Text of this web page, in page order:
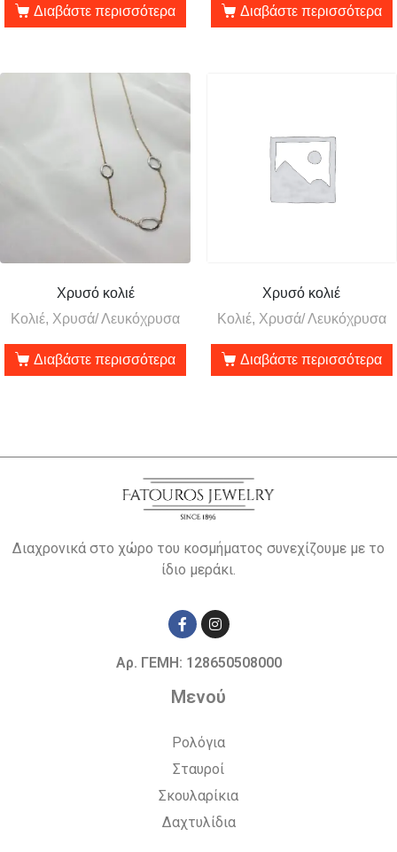
Διαβάστε περισσότερα Διαβάστε περισσότερα
Χρυσό κολιέ
Κολιέ, Χρυσά/ Λευκόχρυσα
Διαβάστε περισσότερα
Χρυσό κολιέ
Κολιέ, Χρυσά/ Λευκόχρυσα
Διαβάστε περισσότερα
Διαχρονικά στο χώρο του κοσμήματος συνεχίζουμε με το
ίδιο μεράκι.
Αρ. ΓΕΜΗ: 128650508000
Μενού
Ρολόγια
Σταυροί
Σκουλαρίκια
Δαχτυλίδια